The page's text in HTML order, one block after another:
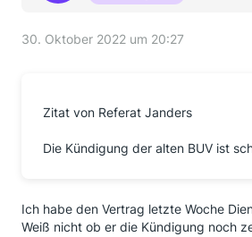
30. Oktober 2022 um 20:27
Zitat von Referat Janders
Die Kündigung der alten BUV ist
Ich habe den Vertrag letzte Woche
Weiß nicht ob er die Kündigung noch